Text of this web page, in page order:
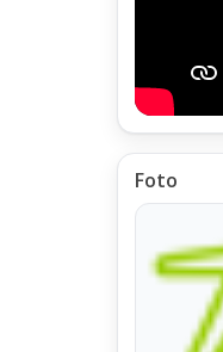
è
per il
per
viene
il quale
Foto